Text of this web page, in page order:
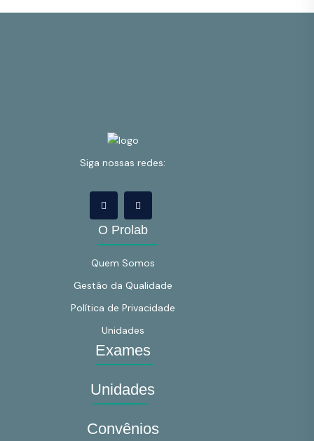
Siga nossas redes:
O Prolab
Quem Somos
Gestão da Qualidade
Política de Privacidade
Unidades
Exames
Unidades
Convênios